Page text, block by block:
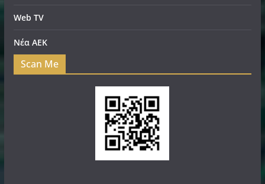
Web TV
Νέα ΑΕΚ
Scan Me